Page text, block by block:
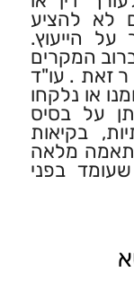
לא להציע
על הייעוץ.
המקרים
זאת. עו"ד
או נלקחו
על בסיס
בקיאות
מלאה
בפני